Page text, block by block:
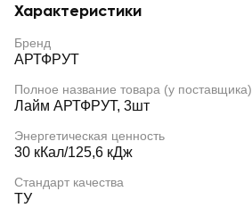
Характеристики
Бренд
АРТФРУТ
Полное название товара (у поставщика)
Лайм АРТФРУТ, 3шт
Энергетическая ценность
30 кКал/125,6 кДж
Стандарт качества
ТУ